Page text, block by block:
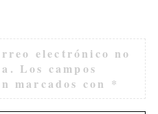
electrónico no
Los campos
marcados con *